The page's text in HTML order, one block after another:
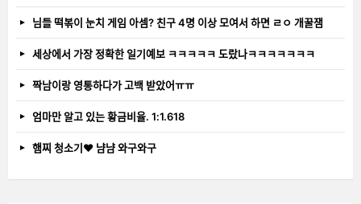
님들 떡볶이 눈치 게임 아셈? 친구 4명 이상 모여서 하면 ㄹㅇ 개꿀잼
세상에서 가장 정확한 일기예보 ㅋㅋㅋㅋㅋ 도랐나ㅋㅋㅋㅋㅋㅋㅋ
짝남이랑 영통하다가 고백 받았어ㅠㅠ
엄마만 알고 있는 황금비율. 1:1.618
햄찌 청소기❤️ 냠냠 와구와구